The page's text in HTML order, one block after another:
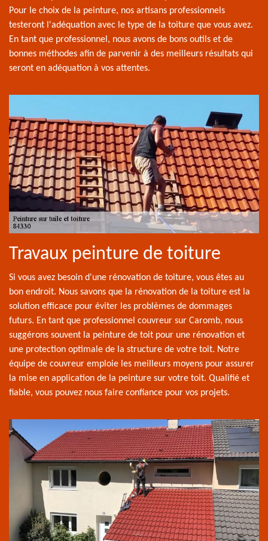
Pour le choix de la peinture, nos artisans professionnels
testeront l'adéquation avec le type de la toiture que vous avez.
En tant que professionnel, nous avons de bons outils et de
bonnes méthodes afin de parvenir à des meilleurs résultats qui
seront en adéquation à vos attentes.
Travaux peinture de toiture
Si vous avez besoin d'une rénovation de toiture, vous êtes au
bon endroit. Nous savons que la rénovation de la toiture est la
solution efficace pour éviter les problèmes de dommages
futurs. En tant que professionnel couvreur sur Caromb, nous
suggérons souvent la peinture de toit pour une rénovation et
une protection optimale de la structure de votre toit. Notre
équipe de couvreur emploie les meilleurs moyens pour assurer
la mise en application de la peinture sur votre toit. Qualifié et
fiable, vous pouvez nous faire confiance pour vos projets.